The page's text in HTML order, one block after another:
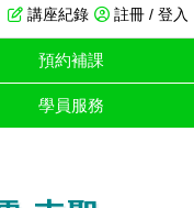
註冊 / 登入
講座紀錄
預約補課
學員服務